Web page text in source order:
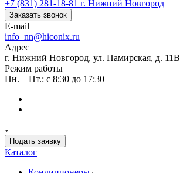
+7 (831) 281-18-81 г. Нижний Новгород
Заказать звонок
E-mail
info_nn@hiconix.ru
Адрес
г. Нижний Новгород, ул. Памирская, д. 11В
Режим работы
Пн. – Пт.: с 8:30 до 17:30
Подать заявку
Каталог